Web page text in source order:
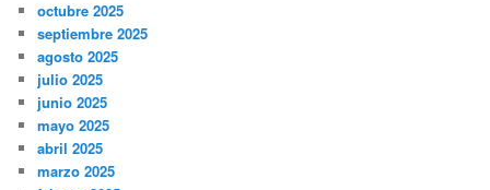
octubre 2025
septiembre 2025
agosto 2025
julio 2025
junio 2025
mayo 2025
abril 2025
marzo 2025